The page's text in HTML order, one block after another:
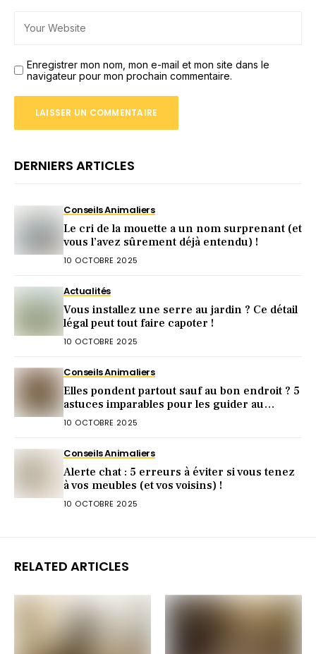
Enregistrer mon nom, mon e-mail et mon site dans le
navigateur pour mon prochain commentaire.
DERNIERS ARTICLES
Conseils Animaliers
Le cri de la mouette a un nom surprenant (et
vous l’avez sûrement déjà entendu) !
10 OCTOBRE 2025
Actualités
Vous installez une serre au jardin ? Ce détail
légal peut tout faire capoter !
10 OCTOBRE 2025
Conseils Animaliers
Elles pondent partout sauf au bon endroit ? 5
astuces imparables pour les guider au
pondoir
10 OCTOBRE 2025
Conseils Animaliers
Alerte chat : 5 erreurs à éviter si vous tenez
à vos meubles (et vos voisins) !
10 OCTOBRE 2025
RELATED ARTICLES